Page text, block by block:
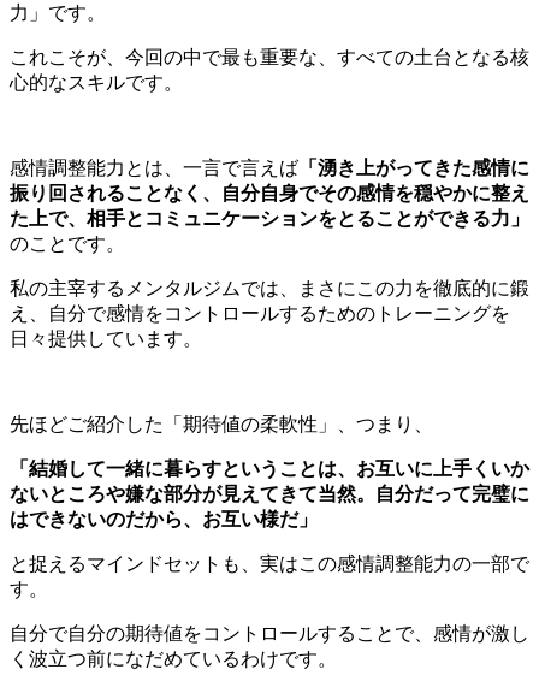
力」です。
これこそが、今回の中で最も重要な、すべての土台となる核
心的なスキルです。
感情調整能力とは、一言で言えば 「湧き上がってきた感情に
振り回されることなく、自分自身でその感情を穏やかに整え
た上で、相手とコミュニケーションをとることができる力」
のことです。
私の主宰するメンタルジムでは、まさにこの力を徹底的に鍛
え、自分で感情をコントロールするためのトレーニングを
日々提供しています。
先ほどご紹介した「期待値の柔軟性」、つまり、
「結婚して一緒に暮らすということは、お互いに上手くいか
ないところや嫌な部分が見えてきて当然。自分だって完璧に
はできないのだから、お互い様だ」
と捉えるマインドセットも、実はこの感情調整能力の一部で
す。
自分で自分の期待値をコントロールすることで、感情が激し
く波立つ前になだめているわけです。